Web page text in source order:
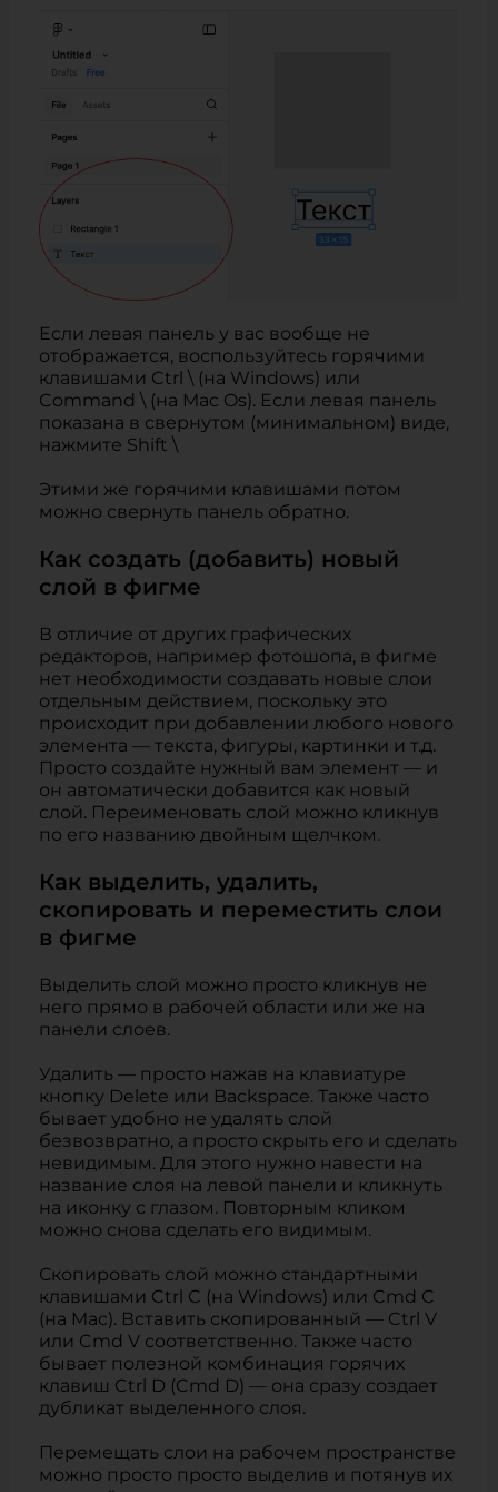
Если левая панель у вас вообще не
отображается, воспользуйтесь горячими
клавишами Ctrl \ (на Windows) или
Command \ (на Mac Os). Если левая панель
показана в свернутом (минимальном) виде,
нажмите Shift \
Этими же горячими клавишами потом
можно свернуть панель обратно.
Как создать (добавить) новый
слой в фигме
В отличие от других графических
редакторов, например фотошопа, в фигме
нет необходимости создавать новые слои
отдельным действием, поскольку это
происходит при добавлении любого нового
элемента — текста, фигуры, картинки и т.д.
Просто создайте нужный вам элемент — и
он автоматически добавится как новый
слой. Переименовать слой можно кликнув
по его названию двойным щелчком.
Как выделить, удалить,
скопировать и переместить слои
в фигме
Выделить слой можно просто кликнув не
него прямо в рабочей области или же на
панели слоев.
Удалить — просто нажав на клавиатуре
кнопку Delete или Backspace. Также часто
бывает удобно не удалять слой
безвозвратно, а просто скрыть его и сделать
невидимым. Для этого нужно навести на
название слоя на левой панели и кликнуть
на иконку с глазом. Повторным кликом
можно снова сделать его видимым.
Скопировать слой можно стандартными
клавишами Ctrl C (на Windows) или Cmd C
(на Mac). Вставить скопированный — Ctrl V
или Cmd V соответственно. Также часто
бывает полезной комбинация горячих
клавиш Ctrl D (Cmd D) — она сразу создает
дубликат выделенного слоя.
Перемещать слои на рабочем пространстве
можно просто просто выделив и потянув их